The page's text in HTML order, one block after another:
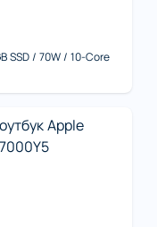
SSD / 70W / 10-Core